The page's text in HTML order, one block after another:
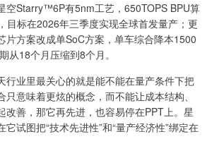
空Starry™6P有5nm工艺，650TOPS BPU算
目标在2026年三季度实现全球首发量产；更
片方案改成单SoC方案，单车综合降本1500
从18个月压缩到8个月。
行业里最关心的就是能不能在量产条件下把
意味着更炫的概念，而不能让成本结构、
改善，那它再先进，也容易停在PPT上。星
试图把“技术先进性”和“量产经济性”绑定在